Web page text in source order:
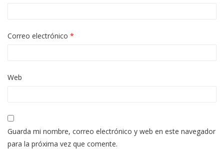
Correo electrónico *
Web
Guarda mi nombre, correo electrónico y web en este navegador
para la próxima vez que comente.